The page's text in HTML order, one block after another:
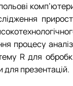
процесу
R для
для презентацій.